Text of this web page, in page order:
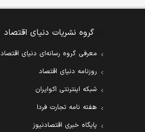
گروه نشریات دنیای اقتصاد
معرفی گروه رسانه‌ای دنیای اقتصاد
روزنامه دنیای اقتصاد
شبکه اینترنتی اکوایران
هفته نامه تجارت فردا
پایگاه خبری اقتصادنیوز